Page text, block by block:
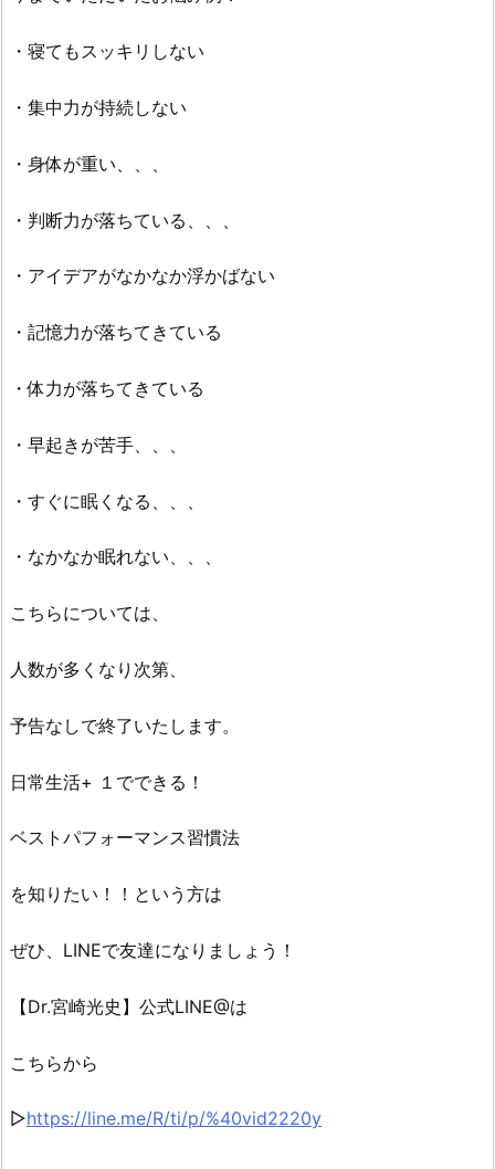
・寝てもスッキリしない
・集中力が持続しない
・身体が重い、、、
・判断力が落ちている、、、
・アイデアがなかなか浮かばない
・記憶力が落ちてきている
・体力が落ちてきている
・早起きが苦手、、、
・すぐに眠くなる、、、
・なかなか眠れない、、、
こちらについては、
人数が多くなり次第、
予告なしで終了いたします。
日常生活+ １でできる！
ベストパフォーマンス習慣法
を知りたい！！という方は
ぜひ、LINEで友達になりましょう！
【Dr.宮崎光史】公式LINE@は
こちらから
▷https://line.me/R/ti/p/%40vid2220y